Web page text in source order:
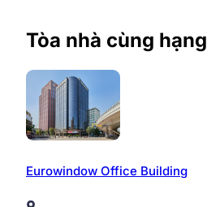
0/5(0 Reviews)
Tòa nhà cùng hạng
Eurowindow Office Building